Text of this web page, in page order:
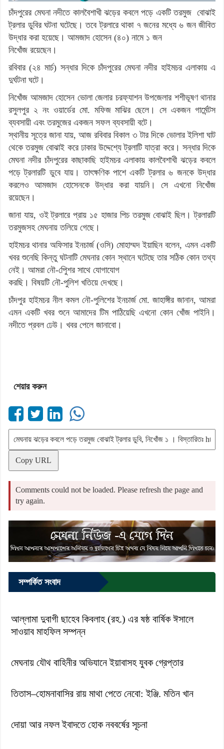
চাঁদপুরের মেঘনা নদীতে কালবৈশাখী ঝড়ের কবলে পড়ে একটি তরমুজ বোঝাই
ট্রলার ডুবির ঘটনা ঘটেছে। তবে ট্রলারে থাকা ৭ জনের মধ্যে ৬ জন জীবিত
উদ্ধার করা হয়েছে। আমজাদ হোসেন (৪০) নামে ১ জন
নিখোঁজ রয়েছেন।
রবিবার (২৪ মার্চ) সন্ধার দিকে চাঁদপুরের মেঘনা নদীর হাইমচর এলাকায় এ
দুর্ঘটনা ঘটে।
নিখোঁজ আমজাদ হোসেন ভোলা জেলার চরফ্যাশন উপজেলার শশীভূষণ থানার
রসুলপুর ২ নং ওয়ার্ডের মো. মফিজ মাঝির ছেলে। সে একজন গার্মেন্টস
ব্যবসায়ী এবং তরমুজের একজন সফল ব্যবসায়ী বটে।
স্থানীয় সূত্রে জানা যায়, আজ রবিবার বিকাল ৩ টার দিকে ভোলার ইলিশা ঘাট
থেকে তরমুজ বোঝাই করে ঢাকার উদ্দেশ্যে ট্রলাটি যাত্রা করে। সন্ধার দিকে
মেঘনা নদীর চাঁদপুরের কাছাকাছি হাইমচর এলাকায় কালবৈশাখী ঝড়ের কবলে
পড়ে ট্রলারটি ডুবে যায়। তাৎক্ষণিক পাশে একটি ট্রলার ৬ জনকে উদ্ধার
করলেও আমজাদ হোসেনকে উদ্ধার করা যায়নি। সে এখনো নিখোঁজ
রয়েছেন।
জানা যায়, ওই ট্রলারে প্রায় ১৫ হাজার পিচ তরমুজ বোঝাই ছিল। ট্রলারটি
তরমুজসহ মেঘনায় তলিয়ে গেছে।
হাইমচর থানার অফিসার ইনচার্জ (ওসি) মোহাম্মদ ইয়াছিন বলেন, এমন একটি
খবর শুনেছি কিন্তু ঘটনাটি মেঘনার কোন স্থানে ঘটেছে তার সঠিক কোন তথ্য
নেই। আমরা নৌ-পুেিশর সাথে যোগাযোগ
করছি। বিষয়টি নৌ-পুলিশ খতিয়ে দেখছে।
চাঁদপুর হাইমচর নীল কমল নৌ-পুলিশের ইনচার্জ মো. জাহাঙ্গীর জানান, আমরা
এমন একটি খবর শুনে আমাদের টিম পাঠিয়েছি এখনো কোন খোঁজ পাইনি।
নদীতে প্রবল ঢেউ। খবর পেলে জানাবো।
শেয়ার করুন
Copy URL
Comments could not be loaded. Please refresh the page and
try again.
সম্পর্কিত সংবাদ
আল্লামা দুবাগী ছাহেব কিবলাহ (রহ.) এর ষষ্ঠ বার্ষিক ঈসালে
সাওয়াব মাহফিল সম্পন্ন
মেঘনায় যৌথ বাহিনীর অভিযানে ইয়াবাসহ যুবক গ্রেপ্তার
তিতাস–হোমনাবাসির রায় মাথা পেতে নেবো: ইঞ্জি. মতিন খান
দোয়া আর নফল ইবাদতে হোক নববর্ষের সূচনা